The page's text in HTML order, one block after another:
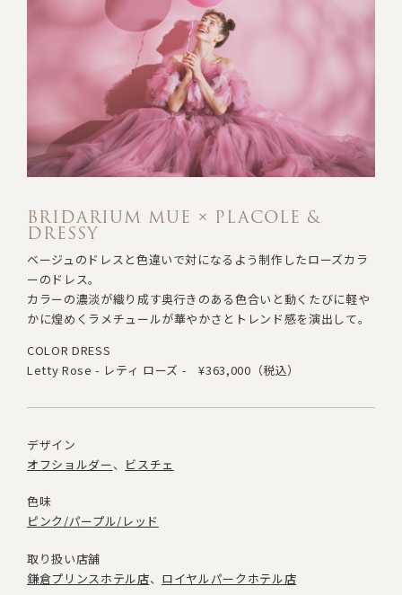
BRIDARIUM MUE × PLACOLE &
DRESSY
ベージュのドレスと色違いで対になるよう制作したローズカラ
ーのドレス。
カラーの濃淡が織り成す奥行きのある色合いと動くたびに軽や
かに煌めくラメチュールが華やかさとトレンド感を演出して。
COLOR DRESS
Letty Rose - レティ ローズ -
¥363,000（税込）
デザイン
オフショルダー
ビスチェ
色味
ピンク/パープル/レッド
取り扱い店舗
鎌倉プリンスホテル店
ロイヤルパークホテル店